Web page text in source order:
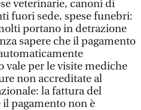
veterinarie, canoni di
fuori sede, spese funebri:
portano in detrazione
sapere che il pagamento
vale per le visite mediche
non accreditate al
la fattura del
pagamento non è